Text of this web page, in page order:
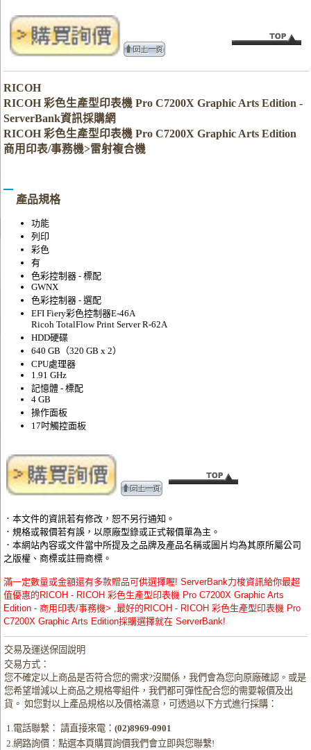
RICOH
RICOH 彩色生產型印表機 Pro C7200X Graphic Arts Edition -
ServerBank資訊採購網
RICOH 彩色生產型印表機 Pro C7200X Graphic Arts Edition
商用印表/事務機>雷射複合機
產品規格
功能
列印
彩色
有
色彩控制器 - 標配
GWNX
色彩控制器 - 選配
EFI Fiery彩色控制器E-46A
Ricoh TotalFlow Print Server R-62A
HDD硬碟
640 GB（320 GB x 2）
CPU處理器
1.91 GHz
記憶體 - 標配
4 GB
操作面板
17吋觸控面板
．本文件的資訊若有修改，恕不另行通知。
．規格或報價若有誤，以原廠型錄或正式報價單為主。
．本網站內容或文件當中所提及之品牌及產品名稱或圖片均為其原所屬公司
之版權、商標或註冊商標。
滿一定數量或金額還有多款贈品可供選擇喔! ServerBank力梭資訊給你最超
值優惠的RICOH - RICOH 彩色生產型印表機 Pro C7200X Graphic Arts
Edition - 商用印表/事務機> ,最好的RICOH - RICOH 彩色生產型印表機 Pro
C7200X Graphic Arts Edition採購選擇就在 ServerBank!
交易及運送保固說明
交易方式：
您不確定以上商品是否符合您的需求?沒關係，我們會為您向原廠確認。或是
您希望增減以上商品之規格零組件，我們都可彈性配合您的需要報價及出
貨。 如您對以上產品規格以及價格滿意，可透過以下方式進行採購：
1.電話聯繫： 請直接來電：(02)8969-0901
2.網路詢價：點選本頁購買詢價我們會立即與您聯繫!